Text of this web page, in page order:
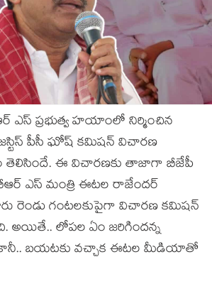
ఎస్ ప్ర‌భుత్వ హ‌యాంలో నిర్మించిన
జ‌స్టిస్ పీసీ ఘోష్ క‌మిష‌న్ విచార‌ణ
తెలిసిందే. ఈ విచార‌ణ‌కు తాజాగా బీజేపీ
ఎస్ మంత్రి ఈటల రాజేంద‌ర్
రెండు గంట‌ల‌కుపైగా విచార‌ణ క‌మిష‌న్
అయితే.. లోప‌ల ఏం జ‌రిగింద‌న్న
బ‌య‌ట‌కు వ‌చ్చాక ఈటల మీడియాతో